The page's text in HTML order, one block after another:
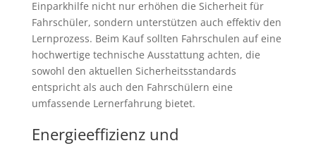
Einparkhilfe nicht nur erhöhen die Sicherheit für
Fahrschüler, sondern unterstützen auch effektiv den
Lernprozess. Beim Kauf sollten Fahrschulen auf eine
hochwertige technische Ausstattung achten, die
sowohl den aktuellen Sicherheitsstandards
entspricht als auch den Fahrschülern eine
umfassende Lernerfahrung bietet.
Energieeffizienz und